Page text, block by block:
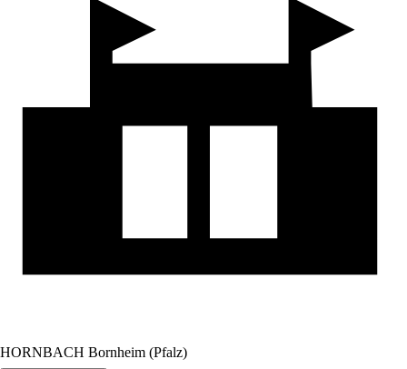
HORNBACH Bornheim (Pfalz)